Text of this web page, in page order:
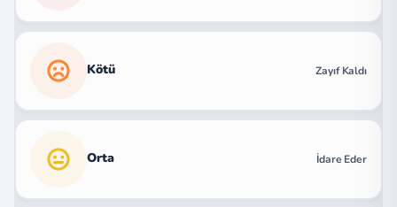
Kötü Zayıf Kaldı
Orta İdare Eder